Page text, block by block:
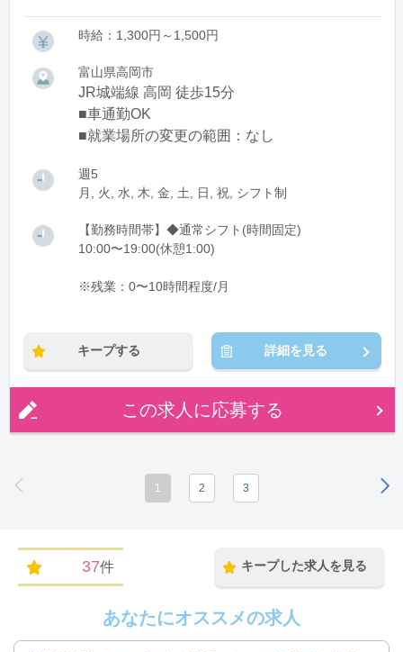
時給：1,300円～1,500円
富山県高岡市
JR城端線 高岡 徒歩15分
■車通勤OK
■就業場所の変更の範囲：なし
週5
月, 火, 水, 木, 金, 土, 日, 祝, シフト制
【勤務時間帯】◆通常シフト(時間固定)
10:00〜19:00(休憩1:00)
※残業：0〜10時間程度/月
キープする 詳細を見る
この求人に応募する
1 2 3
37件 キープした求人を見る
あなたにオススメの求人